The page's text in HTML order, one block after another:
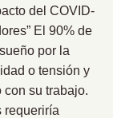
del COVID-
El 90% de
por la
o tensión y
con su trabajo.
requeriría